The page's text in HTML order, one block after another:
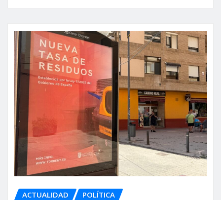
ACTUALIDAD POLÍTICA